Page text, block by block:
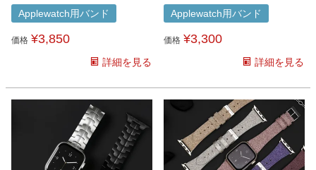
Applewatch用バンド
価格 ¥3,850
詳細を見る
Applewatch用バンド
価格 ¥3,300
詳細を見る